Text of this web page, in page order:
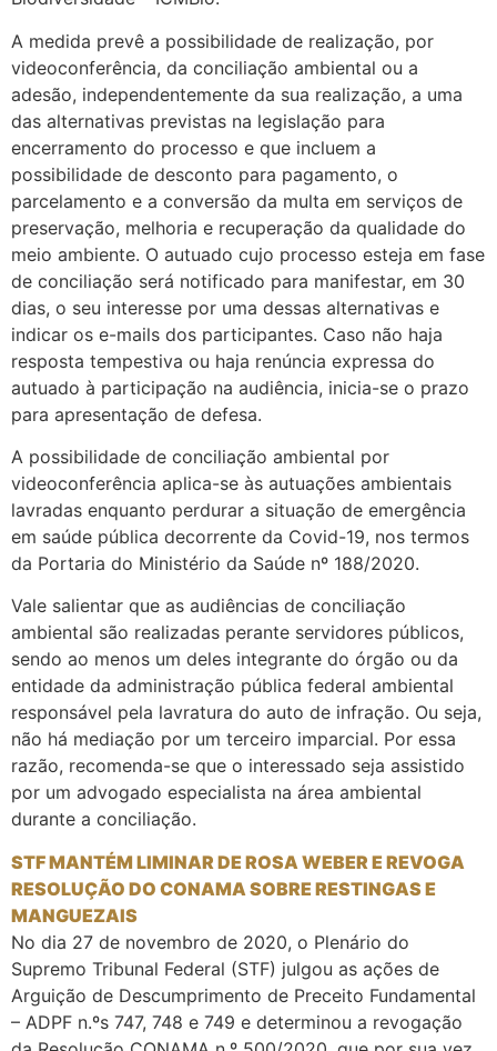
A medida prevê a possibilidade de realização, por
videoconferência, da conciliação ambiental ou a
adesão, independentemente da sua realização, a uma
das alternativas previstas na legislação para
encerramento do processo e que incluem a
possibilidade de desconto para pagamento, o
parcelamento e a conversão da multa em serviços de
preservação, melhoria e recuperação da qualidade do
meio ambiente. O autuado cujo processo esteja em fase
de conciliação será notificado para manifestar, em 30
dias, o seu interesse por uma dessas alternativas e
indicar os e-mails dos participantes. Caso não haja
resposta tempestiva ou haja renúncia expressa do
autuado à participação na audiência, inicia-se o prazo
para apresentação de defesa.
A possibilidade de conciliação ambiental por
videoconferência aplica-se às autuações ambientais
lavradas enquanto perdurar a situação de emergência
em saúde pública decorrente da Covid-19, nos termos
da Portaria do Ministério da Saúde nº 188/2020.
Vale salientar que as audiências de conciliação
ambiental são realizadas perante servidores públicos,
sendo ao menos um deles integrante do órgão ou da
entidade da administração pública federal ambiental
responsável pela lavratura do auto de infração. Ou seja,
não há mediação por um terceiro imparcial. Por essa
razão, recomenda-se que o interessado seja assistido
por um advogado especialista na área ambiental
durante a conciliação.
STF MANTÉM LIMINAR DE ROSA WEBER E REVOGA
RESOLUÇÃO DO CONAMA SOBRE RESTINGAS E
MANGUEZAIS
No dia 27 de novembro de 2020, o Plenário do
Supremo Tribunal Federal (STF) julgou as ações de
Arguição de Descumprimento de Preceito Fundamental
– ADPF n.ºs 747, 748 e 749 e determinou a revogação